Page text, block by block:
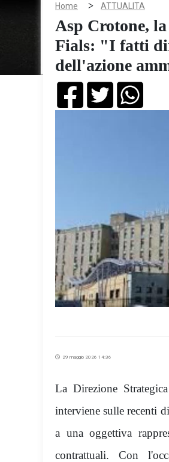
Home > ATTUALITA
Asp Crotone,
Fials: "I fatti
dell'azione
29 maggio 2026 14:36
La Direzione
interviene sulle recenti
a una oggettiva
contrattuali. Con